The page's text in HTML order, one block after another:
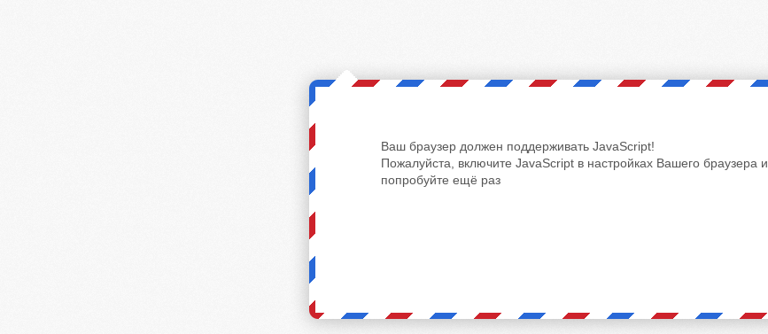
Ваш браузер должен поддерживать JavaScript!
Пожалуйста, включите JavaScript в настройках Вашего браузера и
попробуйте ещё раз